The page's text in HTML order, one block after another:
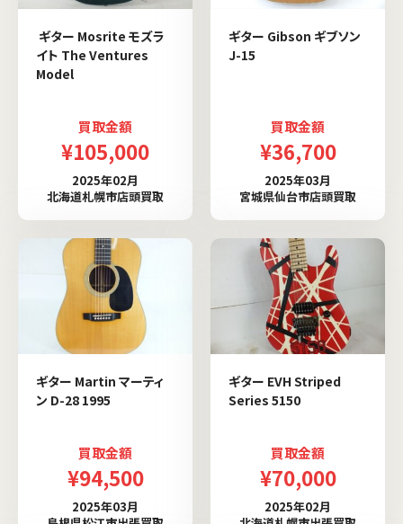
ギター Mosrite モズラ
イト The Ventures
Model
買取金額
¥105,000
2025年02月
北海道札幌市店頭買取
ギター Gibson ギブソン
J-15
買取金額
¥36,700
2025年03月
宮城県仙台市店頭買取
ギター Martin マーティ
ン D-28 1995
買取金額
¥94,500
2025年03月
ギター EVH Striped
Series 5150
買取金額
¥70,000
2025年02月